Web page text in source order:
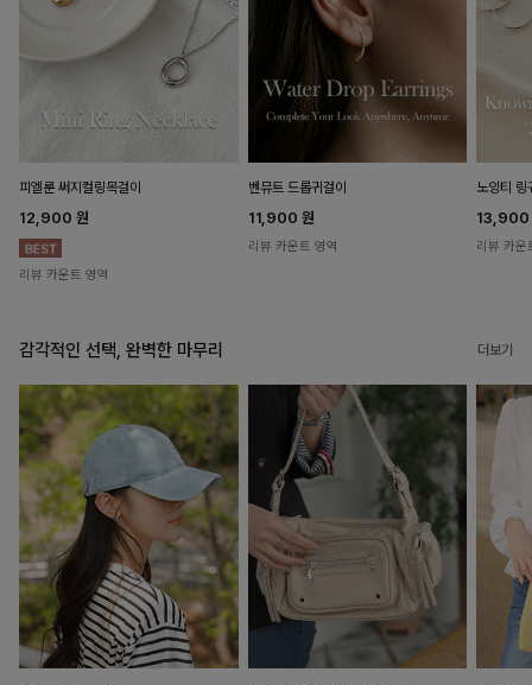
피엘룬 써지컬링목걸이
12,900 원
리뷰 카운트 영역
벤뮤트 드롭귀걸이
11,900 원
리뷰 카운트 영역
노잉티 링
리뷰 카운
감각적인 선택, 완벽한 마무리 더보기